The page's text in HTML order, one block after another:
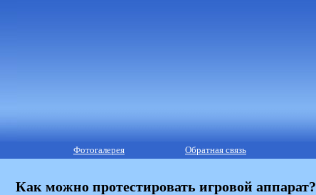
Фотогалерея Обратная связь
Как можно протестировать игровой аппарат?